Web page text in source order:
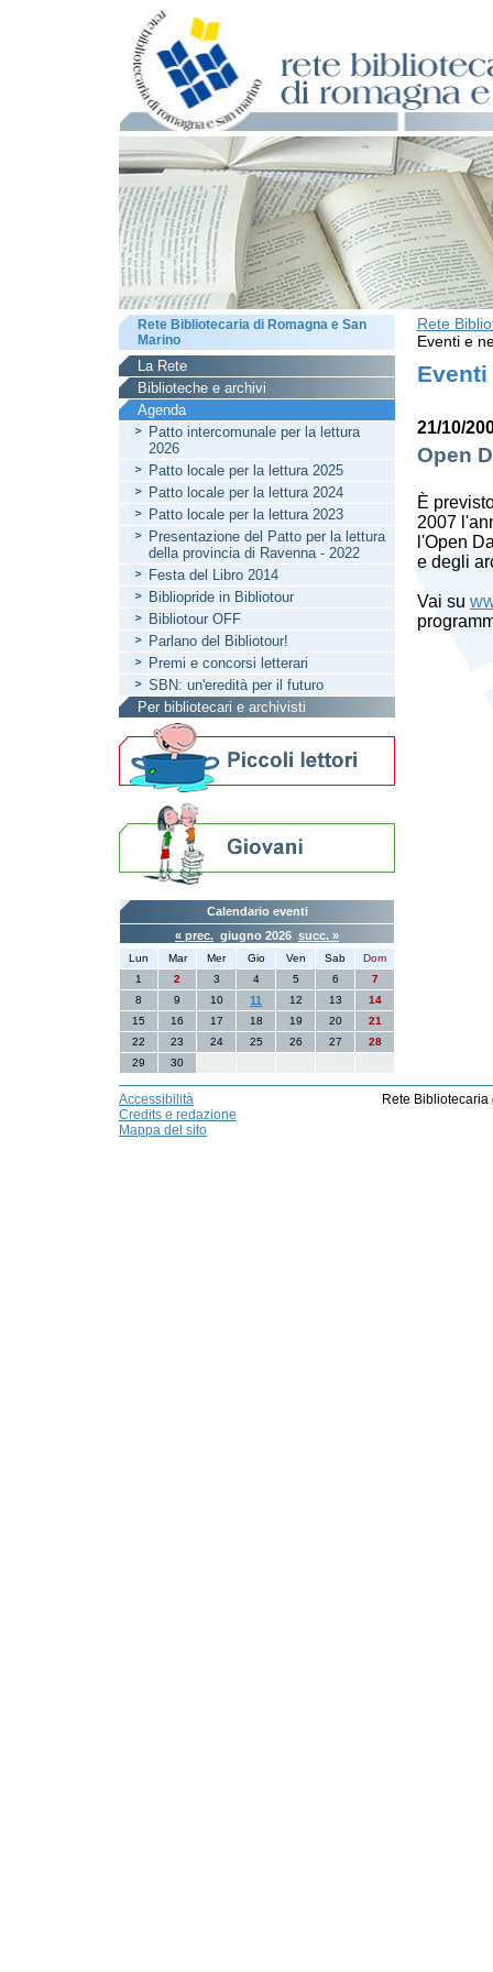
Rete
Eventi e
Eventi
21/10/
Open
È
2007
l'Open
e degli
Vai su
Rete Bibliotecaria di Romagna e San
Marino
La Rete
Biblioteche e archivi
Agenda
Patto intercomunale per la lettura
2026
Patto locale per la lettura 2025
Patto locale per la lettura 2024
Patto locale per la lettura 2023
Presentazione del Patto per la lettura
della provincia di Ravenna - 2022
Festa del Libro 2014
Bibliopride in Bibliotour
Bibliotour OFF
Parlano del Bibliotour!
Premi e concorsi letterari
SBN: un'eredità per il futuro
Per bibliotecari e archivisti
Calendario eventi
« prec. giugno 2026 succ. »
Lun Mar Mer Gio Ven Sab
Dom
1
2 3 4 5 6
7
8
9 10 11 12 13
14
15
16 17 18 19 20
21
22
23 24 25 26 27
28
29
30
Accessibilità
Credits e redazione
Mappa del sito
Rete